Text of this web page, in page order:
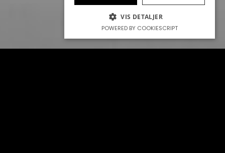
VIS DETALJER
POWERED BY COOKIESCRIPT